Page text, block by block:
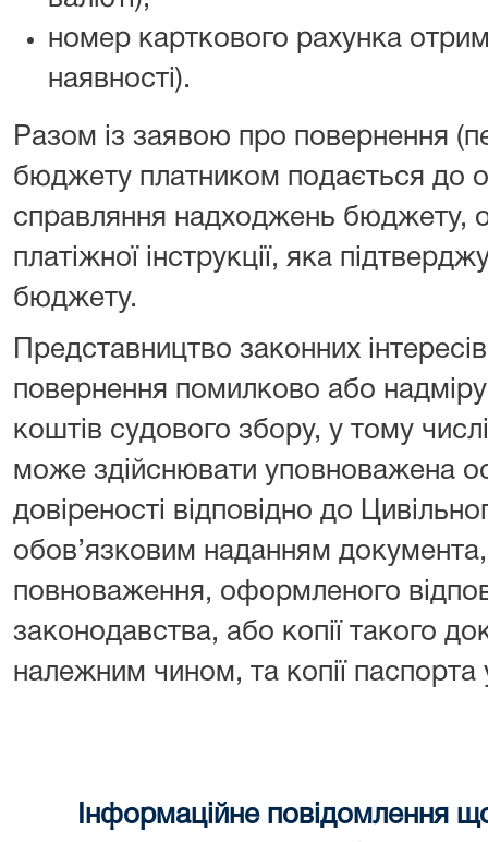
номер карткового рахунка
наявності).
Разом із заявою про повернення
бюджету платником подається до
справляння надходжень бюджету,
платіжної інструкції, яка
бюджету.
Представництво законних
повернення помилково або
коштів судового збору, у тому
може здійснювати уповноважена
довіреності відповідно до
обов’язковим наданням документа,
повноваження, оформленого
законодавства, або копії такого
належним чином, та копії
Інформаційне повідомлення